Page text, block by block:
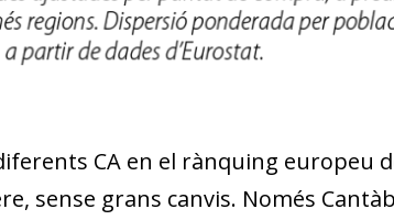
CA en el rànquing europeu
sense grans canvis. Només